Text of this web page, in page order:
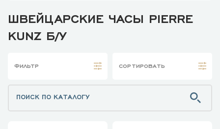
ШВЕЙЦАРСКИЕ ЧАСЫ PIERRE
KUNZ Б/У
ФИЛЬТР СОРТИРОВАТЬ